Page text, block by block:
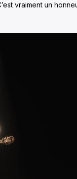
vraiment un